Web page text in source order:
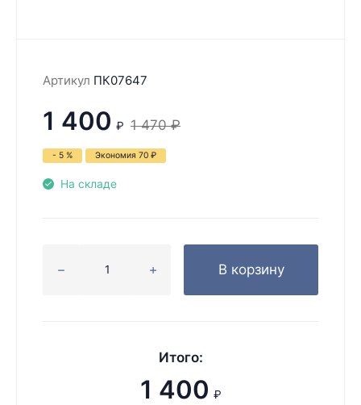
Артикул ПК07647
1 400 ₽ 1 470 ₽
- 5 % Экономия 70 ₽
На складе
В корзину
Итого:
1 400 ₽